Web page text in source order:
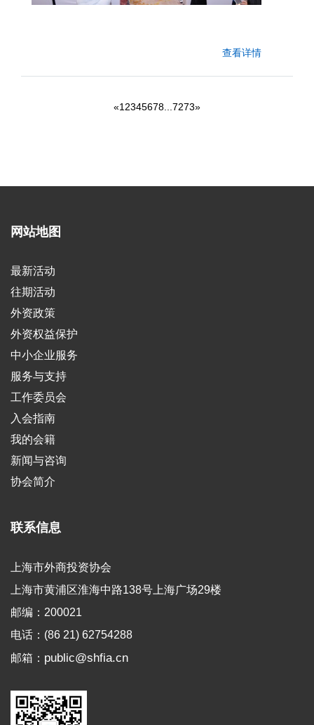
查看详情
«1 2345678 7273»
网站地图
最新活动
往期活动
外资政策
外资权益保护
中小企业服务
服务与支持
工作委员会
入会指南
我的会籍
新闻与咨询
协会简介
联系信息
上海市外商投资协会
上海市黄浦区淮海中路138号上海广场29楼
邮编：200021
电话：(86 21) 62754288
邮箱： public@shfia.cn